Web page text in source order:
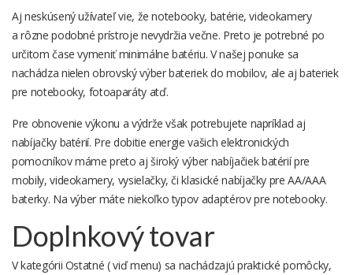
Aj neskúsený užívateľ vie, že notebooky, batérie, videokamery
a rôzne podobné prístroje nevydržia večne. Preto je potrebné po
určitom čase vymeniť minimálne batériu. V našej ponuke sa
nachádza nielen obrovský výber bateriek do mobilov, ale ajbateriek
pre notebooky, fotoaparáty atď.
Pre obnovenie výkonu a výdrže však potrebujete napríklad aj
nabíjačky batérií. Pre dobitie energie vašich elektronických
pomocníkov máme preto aj široký výber nabíjačiek batérií pre
mobily, videokamery, vysielačky, či klasické nabíjačky preAA/AAA
baterky. Na výber máte niekoľko typov adaptérov pre notebooky.
Doplnkový tovar
V kategórii Ostatné ( viď menu) sa nachádzajú praktické pomôcky,